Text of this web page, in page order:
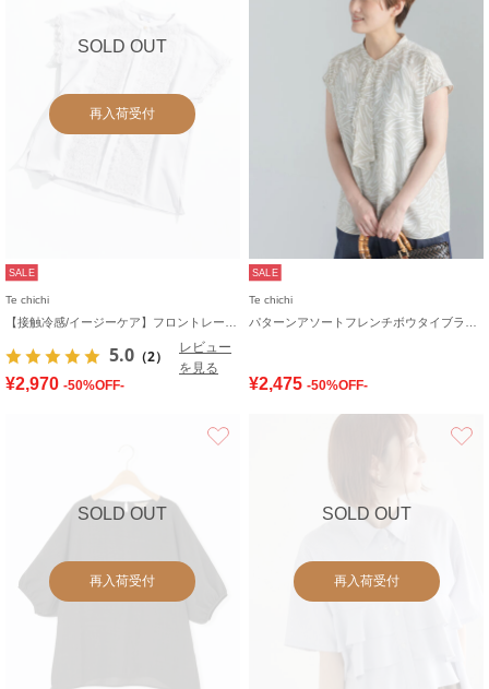
SOLD OUT
再入荷受付
SALE
Te chichi
5.0 （2）
レビュー
を見る
¥2,970 -50%OFF-
SALE
Te chichi
¥2,475 -50%OFF-
SOLD OUT
再入荷受付
SOLD OUT
再入荷受付